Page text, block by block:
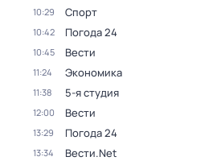
10:29 Спорт
10:42 Погода 24
10:45 Вести
11:24 Экономика
11:38 5-я студия
12:00 Вести
13:29 Погода 24
13:34 Вести.Net